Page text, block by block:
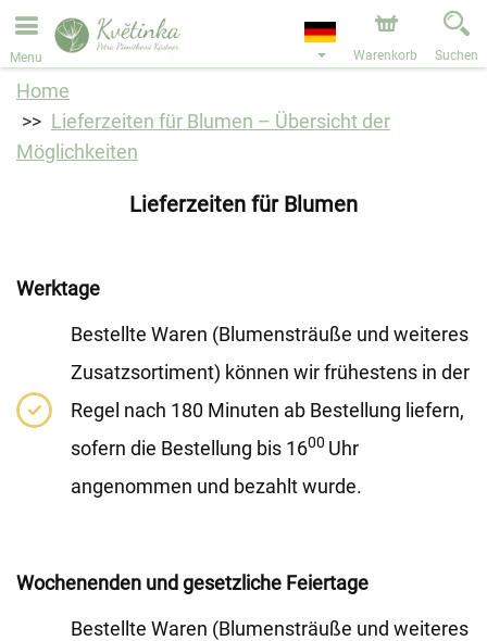
Bestellungen über unseren Onlineshop nehmen wir gerne
entgegen. Der frühestmögliche Liefertermin ist ab dem
11.08.2026 aufgrund von Betriebsurlaub.
Menu Warenkorb Suchen
Home
Lieferzeiten für Blumen – Übersicht der
Möglichkeiten
Lieferzeiten für Blumen
Werktage
Bestellte Waren (Blumensträuße und weiteres
Zusatzsortiment) können wir frühestens in der
Regel nach 180 Minuten ab Bestellung liefern,
sofern die Bestellung bis 1600 Uhr
angenommen und bezahlt wurde.
Wochenenden und gesetzliche Feiertage
Bestellte Waren (Blumensträuße und weiteres